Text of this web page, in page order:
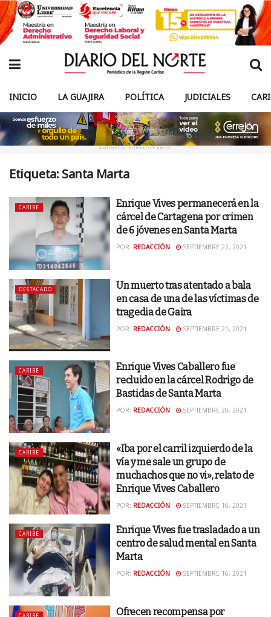
INICIO LA GUAJIRA POLÍTICA JUDICIALES
ANUNCIO PUBLICITARIO
Etiqueta: Santa Marta
CARIBE
Enrique Vives permanecerá en la
cárcel de Cartagena por crimen
de 6 jóvenes en Santa Marta
POR: REDACCIÓN SEPTIEMBRE 22, 2021
DESTACADO
Un muerto tras atentado a bala
en casa de una de las víctimas de
tragedia de Gaira
POR: REDACCIÓN SEPTIEMBRE 21, 2021
CARIBE
Enrique Vives Caballero fue
recluido en la cárcel Rodrigo de
Bastidas de Santa Marta
POR: REDACCIÓN SEPTIEMBRE 20, 2021
CARIBE
«Iba por el carril izquierdo de la
vía y me sale un grupo de
muchachos que no vi», relato de
Enrique Vives Caballero
POR: REDACCIÓN SEPTIEMBRE 16, 2021
CARIBE
Enrique Vives fue trasladado a un
centro de salud mental en Santa
Marta
POR: REDACCIÓN SEPTIEMBRE 16, 2021
CARIBE
Ofrecen recompensa por